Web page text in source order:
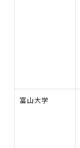
富山大学